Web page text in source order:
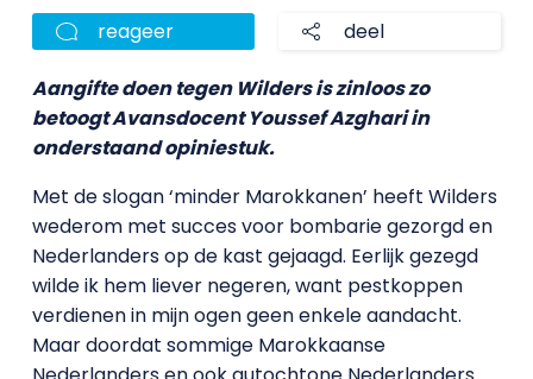
reageer deel
Aangifte doen tegen Wilders is zinloos zo
betoogt Avansdocent Youssef Azghari in
onderstaand opiniestuk.
Met de slogan ‘minder Marokkanen’ heeft Wilders
wederom met succes voor bombarie gezorgd en
Nederlanders op de kast gejaagd. Eerlijk gezegd
wilde ik hem liever negeren, want pestkoppen
verdienen in mijn ogen geen enkele aandacht.
Maar doordat sommige Marokkaanse